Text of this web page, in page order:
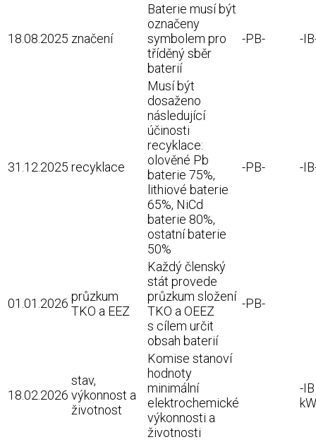
18.08.2025 značení
Baterie musí být
označeny
symbolem pro
tříděný sběr
baterií
-PB- -
31.12.2025 recyklace
Musí být
dosaženo
následující
účinosti
recyklace:
olověné Pb
baterie 75%,
lithiové baterie
65%, NiCd
baterie 80%,
ostatní baterie
50%
-PB- -
01.01.2026 průzkum
TKO a EEZ
Každý členský
stát provede
průzkum složení
TKO a OEEZ
s cílem určit
obsah baterií
-PB-
18.02.2026
stav,
výkonnost a
životnost
Komise stanoví
hodnoty
minimální
elektrochemické
výkonnosti a
životnosti
-